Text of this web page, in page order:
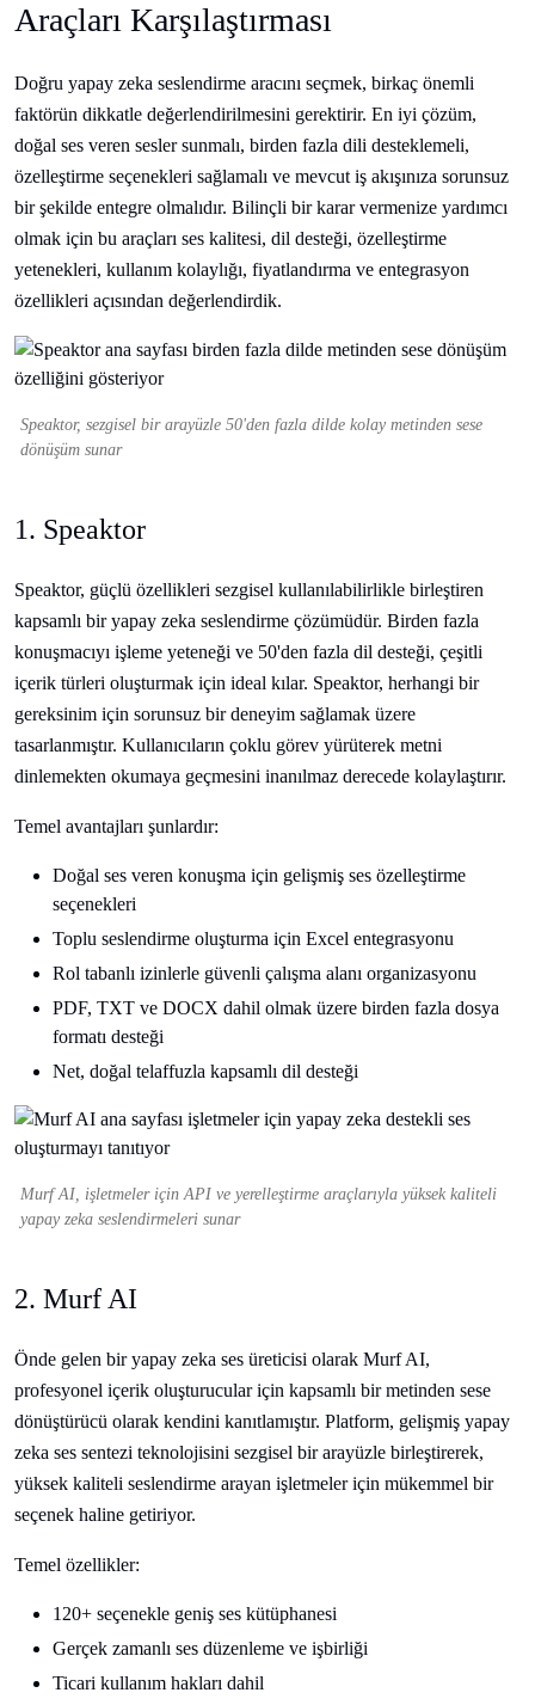
Araçları Karşılaştırması
Doğru yapay zeka seslendirme aracını seçmek, birkaç önemli
faktörün dikkatle değerlendirilmesini gerektirir. En iyi çözüm,
doğal ses veren sesler sunmalı, birden fazla dili desteklemeli,
özelleştirme seçenekleri sağlamalı ve mevcut iş akışınıza sorunsuz
bir şekilde entegre olmalıdır. Bilinçli bir karar vermenize yardımcı
olmak için bu araçları ses kalitesi, dil desteği, özelleştirme
yetenekleri, kullanım kolaylığı, fiyatlandırma ve entegrasyon
özellikleri açısından değerlendirdik.
Speaktor, sezgisel bir arayüzle 50'den fazla dilde kolay metinden sese
dönüşüm sunar
1. Speaktor
Speaktor, güçlü özellikleri sezgisel kullanılabilirlikle birleştiren
kapsamlı bir yapay zeka seslendirme çözümüdür. Birden fazla
konuşmacıyı işleme yeteneği ve 50'den fazla dil desteği, çeşitli
içerik türleri oluşturmak için ideal kılar. Speaktor, herhangi bir
gereksinim için sorunsuz bir deneyim sağlamak üzere
tasarlanmıştır. Kullanıcıların çoklu görev yürüterek metni
dinlemekten okumaya geçmesini inanılmaz derecede kolaylaştırır.
Temel avantajları şunlardır:
Doğal ses veren konuşma için gelişmiş ses özelleştirme
seçenekleri
Toplu seslendirme oluşturma için Excel entegrasyonu
Rol tabanlı izinlerle güvenli çalışma alanı organizasyonu
PDF, TXT ve DOCX dahil olmak üzere birden fazla dosya
formatı desteği
Net, doğal telaffuzla kapsamlı dil desteği
Murf AI, işletmeler için API ve yerelleştirme araçlarıyla yüksek kaliteli
yapay zeka seslendirmeleri sunar
2. Murf AI
Önde gelen bir yapay zeka ses üreticisi olarak Murf AI,
profesyonel içerik oluşturucular için kapsamlı bir metinden sese
dönüştürücü olarak kendini kanıtlamıştır. Platform, gelişmiş yapay
zeka ses sentezi teknolojisini sezgisel bir arayüzle birleştirerek,
yüksek kaliteli seslendirme arayan işletmeler için mükemmel bir
seçenek haline getiriyor.
Temel özellikler:
120+ seçenekle geniş ses kütüphanesi
Gerçek zamanlı ses düzenleme ve işbirliği
Ticari kullanım hakları dahil